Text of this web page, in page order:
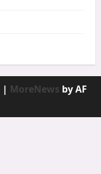
| MoreNews by AF